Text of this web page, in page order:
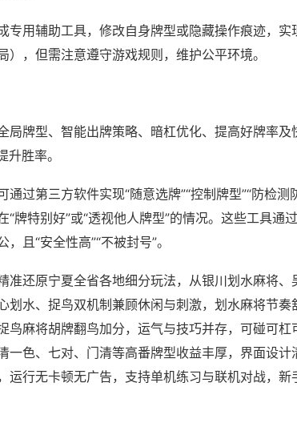
专用辅助工具，修改自身牌型或隐藏操作痕迹，实
，但需注意遵守游戏规则，维护公平环境。
局牌型、智能出牌策略、暗杠优化、提高好牌率及
胜率。
过第三方软件实现“随意选牌”“控制牌型”“防检测
牌特别好”或“透视他人牌型”的情况。这些工具通
且“安全性高”“不被封号”。
准还原宁夏全省各地细分玩法，从银川划水麻将、
划水、捉鸟双机制兼顾休闲与刺激，划水麻将节奏
鸟麻将胡牌翻鸟加分，运气与技巧并存，可碰可杠
一色、七对、门清等高番牌型收益丰厚，界面设计
行无卡顿无广告，支持单机练习与联机对战，新